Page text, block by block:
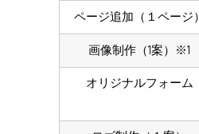
ページ追加（１ページ）
画像制作（1案）※1
オリジナルフォーム